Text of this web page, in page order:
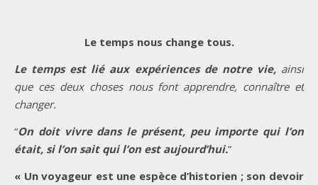
Le temps nous change tous.
Le temps est lié aux expériences de notre vie, ainsi
que ces deux choses nous font apprendre, connaître et
changer.
“On doit vivre dans le présent, peu importe qui l’on
était, si l’on sait qui l’on est aujourd’hui.”
« Un voyageur est une espèce d’historien ; son devoir